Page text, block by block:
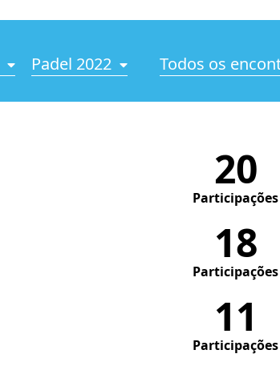
Padel 2022 Todos os
20
Participações
18
Participações
11
Participações